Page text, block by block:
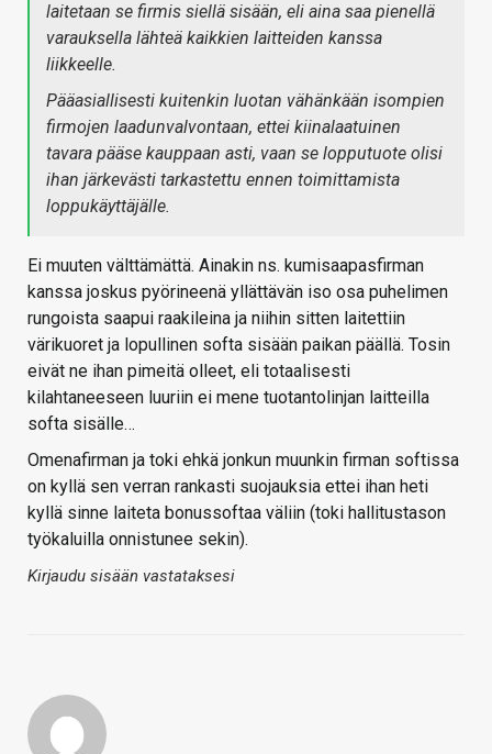
laitetaan se firmis siellä sisään, eli aina saa pienellä
varauksella lähteä kaikkien laitteiden kanssa
liikkeelle.
Pääasiallisesti kuitenkin luotan vähänkään isompien
firmojen laadunvalvontaan, ettei kiinalaatuinen
tavara pääse kauppaan asti, vaan se lopputuote olisi
ihan järkevästi tarkastettu ennen toimittamista
loppukäyttäjälle.
Ei muuten välttämättä. Ainakin ns. kumisaapasfirman
kanssa joskus pyörineenä yllättävän iso osa puhelimen
rungoista saapui raakileina ja niihin sitten laitettiin
värikuoret ja lopullinen softa sisään paikan päällä. Tosin
eivät ne ihan pimeitä olleet, eli totaalisesti
kilahtaneeseen luuriin ei mene tuotantolinjan laitteilla
softa sisälle…
Omenafirman ja toki ehkä jonkun muunkin firman softissa
on kyllä sen verran rankasti suojauksia ettei ihan heti
kyllä sinne laiteta bonussoftaa väliin (toki hallitustason
työkaluilla onnistunee sekin).
Kirjaudu sisään vastataksesi